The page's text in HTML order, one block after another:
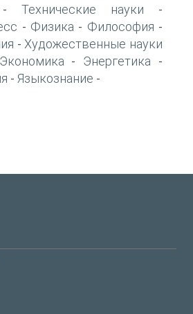
Технические науки -
- Физика - Философия -
- Художественные науки
Экономика - Энергетика -
- Языкознание -